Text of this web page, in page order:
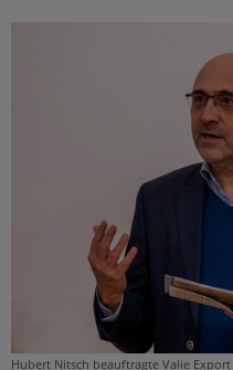
Hubert Nitsch beauftragte Valie